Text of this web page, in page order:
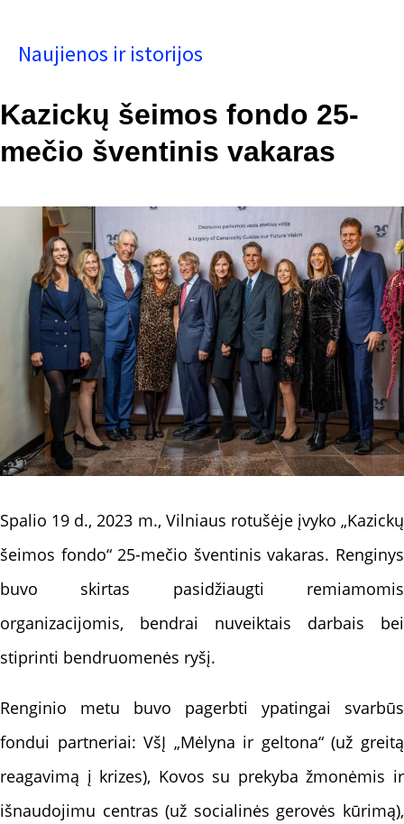
Naujienos ir istorijos
Kazickų šeimos fondo 25-
mečio šventinis vakaras
Spalio 19 d., 2023 m., Vilniaus rotušėje įvyko „Kazickų
šeimos fondo“ 25-mečio šventinis vakaras. Renginys
buvo skirtas pasidžiaugti remiamomis
organizacijomis, bendrai nuveiktais darbais bei
stiprinti bendruomenės ryšį.
Renginio metu buvo pagerbti ypatingai svarbūs
fondui partneriai: VšĮ „Mėlyna ir geltona“ (už greitą
reagavimą į krizes), Kovos su prekyba žmonėmis ir
išnaudojimu centras (už socialinės gerovės kūrimą),